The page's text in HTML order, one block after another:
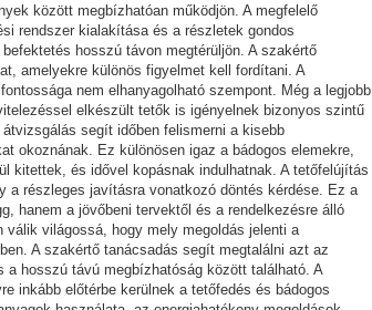
között megbízhatóan működjön. A megfelelő
rendszer kialakítása és a részletek gondos
hosszú távon megtérüljön. A szakértő
amelyekre különös figyelmet kell fordítani. A
nem elhanyagolható szempont. Még a legjobb
elkészült tetők is igényelnek bizonyos szintű
segít időben felismerni a kisebb
okoznának. Ez különösen igaz a bádogos elemekre,
kitettek, és idővel kopásnak indulhatnak. A tetőfelújítás
a részleges javításra vonatkozó döntés kérdése. Ez a
hanem a jövőbeni tervektől és a rendelkezésre álló
válik világossá, hogy mely megoldás jelenti a
A szakértő tanácsadás segít megtalálni azt az
hosszú távú megbízhatóság között található. A
inkább előtérbe kerülnek a tetőfedés és bádogos